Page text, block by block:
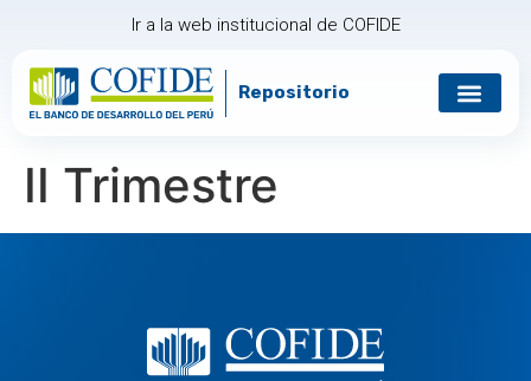
Ir a la web institucional de COFIDE
Repositorio
II Trimestre